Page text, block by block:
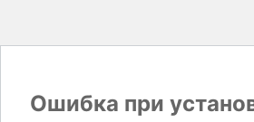
Ошибка при